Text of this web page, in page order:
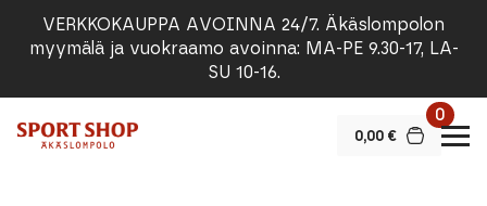
VERKKOKAUPPA AVOINNA 24/7. Äkäslompolon
myymälä ja vuokraamo avoinna: MA-PE 9.30-17, LA-
SU 10-16.
0,00 €
0